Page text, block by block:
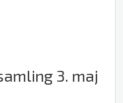
3. maj